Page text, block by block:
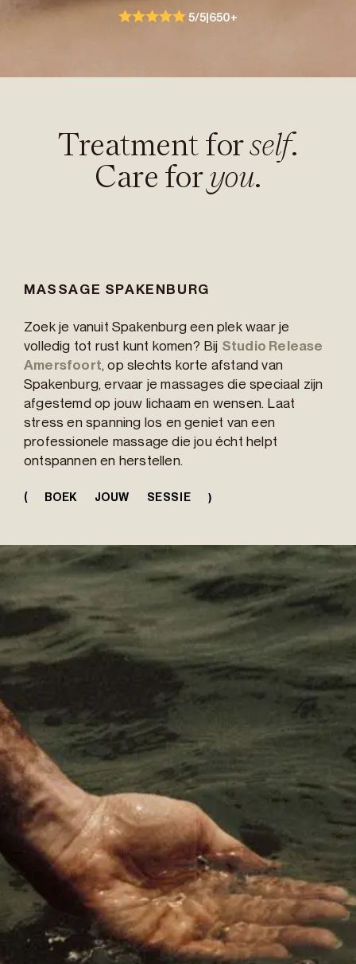
5/5| 650+
Treatment forself.
Care foryou.
MASSAGE SPAKENBURG
Zoek je vanuit Spakenburg een plek waar je
volledig tot rust kunt komen? Bij Studio Release
Amersfoort, op slechts korte afstand van
Spakenburg, ervaar je massages die speciaal zijn
afgestemd op jouw lichaam en wensen. Laat
stress en spanning los en geniet van een
professionele massage die jou écht helpt
ontspannen en herstellen.
( BOEK JOUW SESSIE